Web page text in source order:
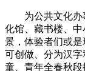
为公共文化办
化馆、藏书楼、
景，体验者们或
可创做、分为汉
童、青年全春秋